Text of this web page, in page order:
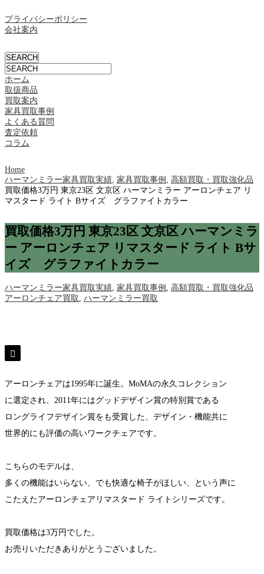
プライバシーポリシー
会社案内
ホーム
取扱商品
買取案内
家具買取事例
よくある質問
査定依頼
コラム
Home
ハーマンミラー家具買取実績, 家具買取事例 , 高額買取・買取強化品
買取価格3万円 東京23区 文京区 ハーマンミラー アーロンチェア リ
マスタード ライト Bサイズ グラファイトカラー
買取価格3万円 東京23区 文京区 ハーマンミラ
ー アーロンチェア リマスタード ライト Bサ
イズ グラファイトカラー
ハーマンミラー家具買取実績, 家具買取事例 , 高額買取・買取強化品
アーロンチェア買取 , ハーマンミラー買取
アーロンチェアは1995年に誕生。MoMAの永久コレクション
に選定され、2011年にはグッドデザイン賞の特別賞である
ロングライフデザイン賞をも受賞した、デザイン・機能共に
世界的にも評価の高いワークチェアです。
こちらのモデルは、
多くの機能はいらない、でも快適な椅子がほしい、という声に
こたえたアーロンチェアリマスタード ライトシリーズです。
買取価格は3万円でした。
お売りいただきありがとうございました。